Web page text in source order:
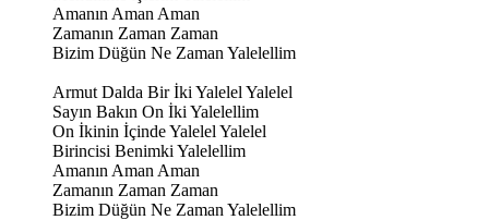
Amanın Aman Aman
Zamanın Zaman Zaman
Bizim Düğün Ne Zaman Yalelellim
Armut Dalda Bir İki Yalelel Yalelel
Sayın Bakın On İki Yalelellim
On İkinin İçinde Yalelel Yalelel
Birincisi Benimki Yalelellim
Amanın Aman Aman
Zamanın Zaman Zaman
Bizim Düğün Ne Zaman Yalelellim